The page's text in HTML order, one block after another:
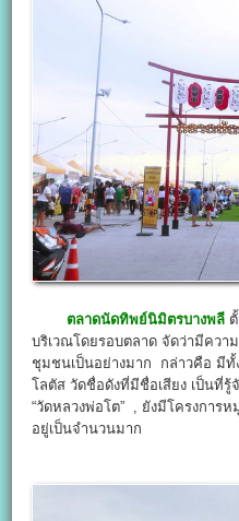
ตลาดนัดทิพย์นิมิตรบางพลี
บริเวณโดยรอบตลาด จัดว่ามีคว
ชุมชนเป็นอย่างมาก กล่าวคือ มีทั้ง
โลตัส วัดชื่อดังที่มีชื่อเสียง เป็นที่
“วัดหลวงพ่อโต” , ยังมีโครงการ
อยู่เป็นจำนวนมาก